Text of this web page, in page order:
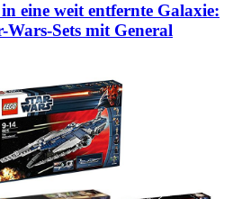
eine weit entfernte Galaxie:
Sets mit General